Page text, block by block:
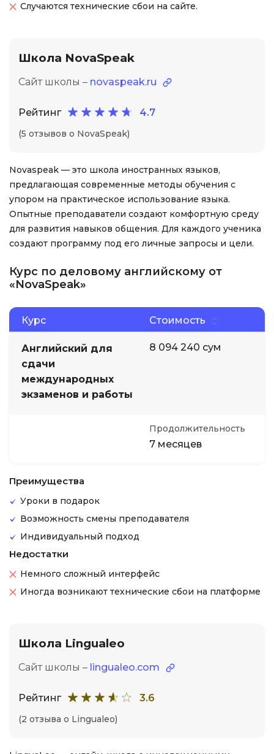
Случаются технические сбои на сайте.
Школа NovaSpeak
Сайт школы – novaspeak.ru
Рейтинг 4.7
(5 отзывов о NovaSpeak)
Novaspeak — это школа иностранных языков,
предлагающая современные методы обучения с
упором на практическое использование языка.
Опытные преподаватели создают комфортную среду
для развития навыков общения. Для каждого ученика
создают программу под его личные запросы и цели.
Курс по деловому английскому от
«NovaSpeak»
Курс Стоимость
Английский для
сдачи
международных
экзаменов и работы
8 094 240 сум
Продолжительность
7 месяцев
Преимущества
Уроки в подарок
Возможность смены преподавателя
Индивидуальный подход
Недостатки
Немного сложный интерфейс
Иногда возникают технические сбои на платформе
Школа Lingualeo
Сайт школы – lingualeo.com
Рейтинг 3.6
(2 отзыва о Lingualeo)